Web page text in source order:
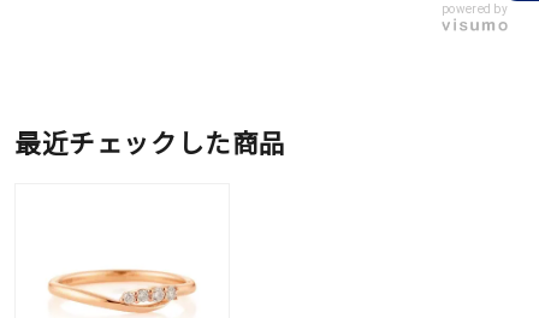
powered by
最近チェックした商品